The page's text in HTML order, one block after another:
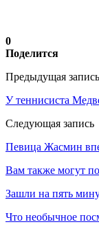
0
Поделится
Предыдущая запись
У теннисиста
Следующая запись
Певица Жасмин
Вам также могут
Зашли на пять
Что необычное